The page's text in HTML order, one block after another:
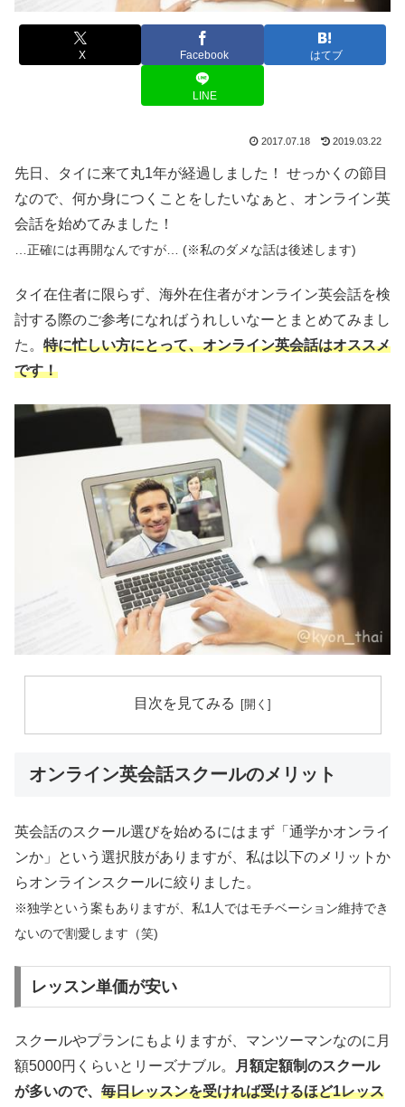
X Facebook はてブ
LINE
2017.07.18 2019.03.22
先日、タイに来て丸1年が経過しました！ せっかくの節目
なので、何か身につくことをしたいなぁと、オンライン英
会話を始めてみました！
…正確には再開なんですが… (※私のダメな話は後述します)
タイ在住者に限らず、海外在住者がオンライン英会話を検
討する際のご参考になればうれしいなーとまとめてみまし
た。 特に忙しい方にとって、オンライン英会話はオススメ
です！
目次を見てみる
オンライン英会話スクールのメリット
英会話のスクール選びを始めるにはまず「通学かオンライ
ンか」という選択肢がありますが、私は以下のメリットか
らオンラインスクールに絞りました。
※独学という案もありますが、私1人ではモチベーション維持でき
ないので割愛します（笑)
レッスン単価が安い
スクールやプランにもよりますが、マンツーマンなのに月
額5000円くらいとリーズナブル。
月額定額制のスクール
が多いので、 毎日レッスンを受ければ受けるほど1レッス